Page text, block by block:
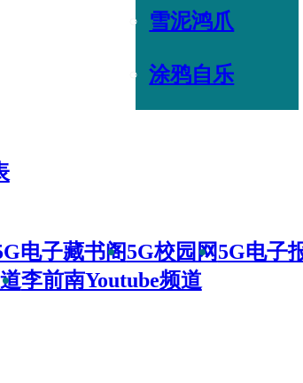
雪泥鸿爪
涂鸦自乐
电子藏书阁5G校园网5G电子
李前南Youtube频道